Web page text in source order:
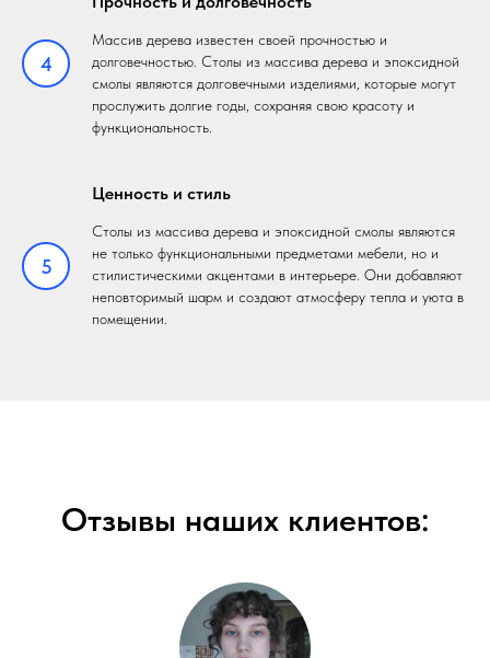
4
Массив дерева известен своей прочностью и
долговечностью. Столы из массива дерева и эпоксидной
смолы являются долговечными изделиями, которые могут
прослужить долгие годы, сохраняя свою красоту и
функциональность.
5
Ценность и стиль
Столы из массива дерева и эпоксидной смолы являются
не только функциональными предметами мебели, но и
стилистическими акцентами в интерьере. Они добавляют
неповторимый шарм и создают атмосферу тепла и уюта в
помещении.
Отзывы наших клиентов: